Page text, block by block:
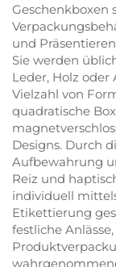
Geschenkboxen
und
Sie werden
Leder, Holz
Vielzahl von
quadratische
Designs. Durch
Aufbewahrung
Reiz und
individuell
Etikettierung
festliche